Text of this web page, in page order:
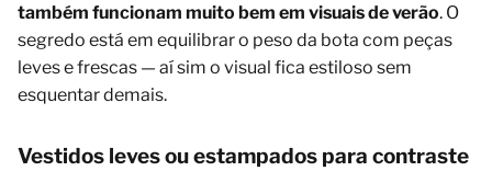
também funcionam muito bem em visuais de verão. O
segredo está em equilibrar o peso da bota com peças
leves e frescas — aí sim o visual fica estiloso sem
esquentar demais.
Vestidos leves ou estampados para contraste